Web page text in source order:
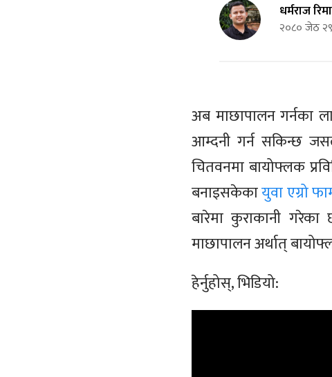
धर्मराज
२०८० जेठ
अब माछापालन गर्नका
आम्दनी गर्न सकिन्छ
चितवनमा बायोफ्लक
बनाइसकेकायुवा एग्रो
बारेमा कुराकानी गरेका
माछापालन अर्थात्
हेर्नुहोस्, भिडियो: